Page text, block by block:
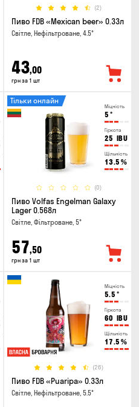
(2)
Пиво FDB «Mexican beer» 0.33л
Світле, Нефільтроване, 4.5°
43,00
грн за 1 шт
Міцність
5 °
Гіркота
25 IBU
Щільність
13.5 %
(0)
Тільки онлайн
Пиво Volfas Engelman Galaxy
Lager 0.568л
Світле, Фільтроване, 5°
57,50
грн за 1 шт
Міцність
5.5 °
Гіркота
60 IBU
Щільність
17.5 %
(26)
Пиво FDB «Puaripa» 0.33л
Світле, Нефільтроване, 5.5°